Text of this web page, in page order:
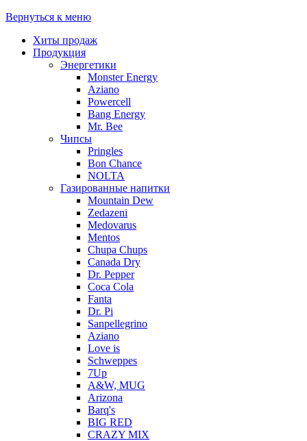
Вернуться к меню
Хиты продаж
Продукция
Энергетики
Monster Energy
Aziano
Powercell
Bang Energy
Mr. Bee
Чипсы
Pringles
Bon Chance
NOLTA
Газированные напитки
Mountain Dew
Zedazeni
Medovarus
Mentos
Chupa Chups
Canada Dry
Dr. Pepper
Coca Cola
Fanta
Dr. Pi
Sanpellegrino
Aziano
Love is
Schweppes
7Up
A&W, MUG
Arizona
Barq's
BIG RED
CRAZY MIX